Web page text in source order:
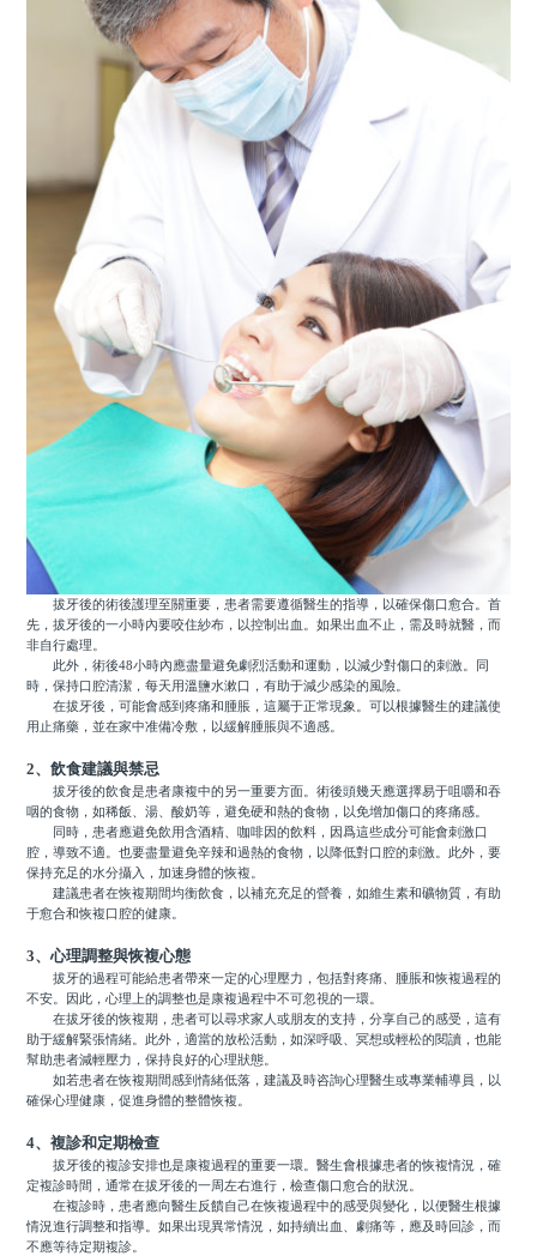
拔牙後的術後護理至關重要，患者需要遵循醫生的指導，以確保傷口愈合。首
先，拔牙後的一小時內要咬住紗布，以控制出血。如果出血不止，需及時就醫，而
非自行處理。
此外，術後48小時內應盡量避免劇烈活動和運動，以減少對傷口的刺激。同
時，保持口腔清潔，每天用溫鹽水漱口，有助于減少感染的風險。
在拔牙後，可能會感到疼痛和腫脹，這屬于正常現象。可以根據醫生的建議使
用止痛藥，並在家中准備冷敷，以緩解腫脹與不適感。
2、飲食建議與禁忌
拔牙後的飲食是患者康複中的另一重要方面。術後頭幾天應選擇易于咀嚼和吞
咽的食物，如稀飯、湯、酸奶等，避免硬和熱的食物，以免增加傷口的疼痛感。
同時，患者應避免飲用含酒精、咖啡因的飲料，因爲這些成分可能會刺激口
腔，導致不適。也要盡量避免辛辣和過熱的食物，以降低對口腔的刺激。此外，要
保持充足的水分攝入，加速身體的恢複。
建議患者在恢複期間均衡飲食，以補充充足的營養，如維生素和礦物質，有助
于愈合和恢複口腔的健康。
3、心理調整與恢複心態
拔牙的過程可能給患者帶來一定的心理壓力，包括對疼痛、腫脹和恢複過程的
不安。因此，心理上的調整也是康複過程中不可忽視的一環。
在拔牙後的恢複期，患者可以尋求家人或朋友的支持，分享自己的感受，這有
助于緩解緊張情緒。此外，適當的放松活動，如深呼吸、冥想或輕松的閱讀，也能
幫助患者減輕壓力，保持良好的心理狀態。
如若患者在恢複期間感到情緒低落，建議及時咨詢心理醫生或專業輔導員，以
確保心理健康，促進身體的整體恢複。
4、複診和定期檢查
拔牙後的複診安排也是康複過程的重要一環。醫生會根據患者的恢複情況，確
定複診時間，通常在拔牙後的一周左右進行，檢查傷口愈合的狀況。
在複診時，患者應向醫生反饋自己在恢複過程中的感受與變化，以便醫生根據
情況進行調整和指導。如果出現異常情況，如持續出血、劇痛等，應及時回診，而
不應等待定期複診。